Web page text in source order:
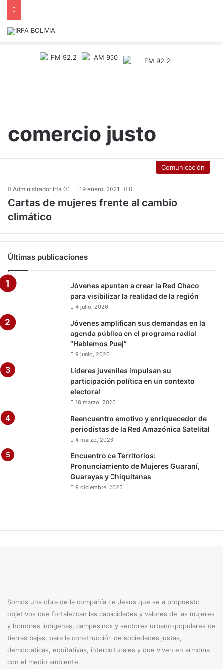
comercio justo
Comunicación
Administrador Irfa 01 19 enero, 2021 0
Cartas de mujeres frente al cambio
climático
Últimas publicaciones
Jóvenes apuntan a crear la Red Chaco
para visibilizar la realidad de la región
4 julio, 2026
Jóvenes amplifican sus demandas en la
agenda pública en el programa radial
“Hablemos Puej”
9 junio, 2026
Líderes juveniles impulsan su
participación política en un contexto
electoral
18 marzo, 2026
Reencuentro emotivo y enriquecedor de
periodistas de la Red Amazónica Satelital
4 marzo, 2026
Encuentro de Territorios:
Pronunciamiento de Mujeres Guaraní,
Guarayas y Chiquitanas
9 diciembre, 2025
Somos una obra de la compañía de Jesús que se a propuesto
objetivos que fortalezcan las capacidades y valores de las mujeres
y hombres indígenas, campesinos y sectores urbano-populares de
tierras bajas, para la construcción de sociedades justas,
democráticas, equitativas, interculturales y que viven en armonía
con el medio ambiente.